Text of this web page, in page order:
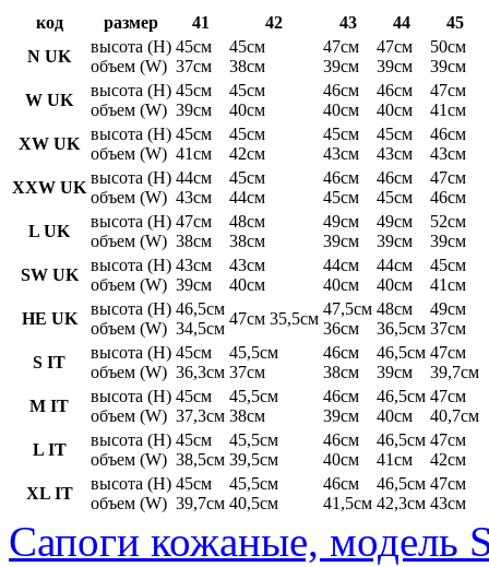
код размер 41 42 43 44
45
N UK
высота (H)
объем (W)
45см
37см
45см
38см
47см
39см
47см
39см
50см
39см
W UK
высота (H)
объем (W)
45см
39см
45см
40см
46см
40см
46см
40см
47см
41см
XW UK
высота (H)
объем (W)
45см
41см
45см
42см
45см
43см
45см
43см
46см
43см
XXW UK
высота (H)
объем (W)
44см
43см
45см
44см
46см
45см
46см
45см
47см
46см
L UK
высота (H)
объем (W)
47см
38см
48см
38см
49см
39см
49см
39см
52см
39см
SW UK
высота (H)
объем (W)
43см
39см
43см
40см
44см
40см
44см
40см
45см
41см
HE UK
высота (H)
объем (W)
46,5см
34,5см
47см 35,5см
47,5см
36см
48см
36,5см
49см
37см
S IT
высота (H)
объем (W)
45см
36,3см
45,5см
37см
46см
38см
46,5см
39см
47см
39,7см
M IT
высота (H)
объем (W)
45см
37,3см
45,5см
38см
46см
39см
46,5см
40см
47см
40,7см
L IT
высота (H)
объем (W)
45см
38,5см
45,5см
39,5см
46см
40см
46,5см
41см
47см
42см
XL IT
высота (H)
объем (W)
45см
39,7см
45,5см
40,5см
46см
41,5см
46,5см
42,3см
47см
43см
Сапоги кожаные, модель